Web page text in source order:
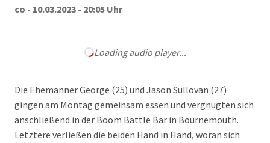
co - 10.03.2023 - 20:05 Uhr
Loading audio player...
Die Ehemänner George (25) und Jason Sullovan (27)
gingen am Montag gemeinsam essen und vergnügten sich
anschließend in der Boom Battle Bar in Bournemouth.
Letztere verließen die beiden Hand in Hand, woran sich